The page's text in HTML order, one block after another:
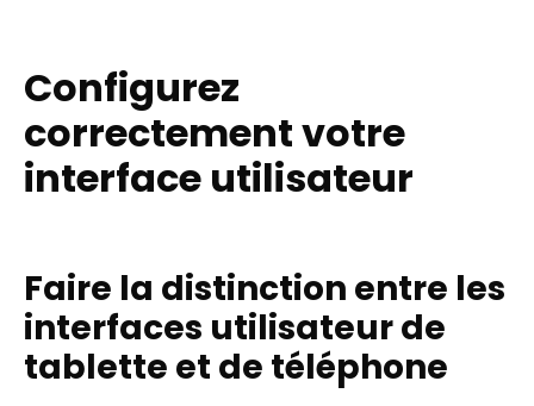
Configurez
correctement votre
interface utilisateur
Faire la distinction entre les
interfaces utilisateur de
tablette et de téléphone